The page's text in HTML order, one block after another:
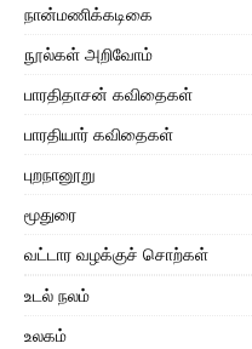
நான்மணிக்கடிகை
நூல்கள் அறிவோம்
பாரதிதாசன் கவிதைகள்
பாரதியார் கவிதைகள்
புறநானூறு
மூதுரை
வட்டார வழக்குச் சொற்கள்
உடல் நலம்
உலகம்